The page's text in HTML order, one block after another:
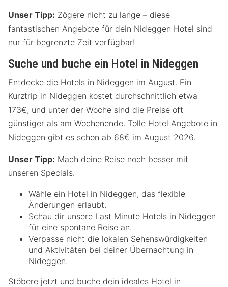
Unser Tipp: Zögere nicht zu lange – diese
fantastischen Angebote für dein Nideggen Hotel sind
nur für begrenzte Zeit verfügbar!
Suche und buche ein Hotel in Nideggen
Entdecke die Hotels in Nideggen im August. Ein
Kurztrip in Nideggen kostet durchschnittlich etwa
173€, und unter der Woche sind die Preise oft
günstiger als am Wochenende. Tolle Hotel Angebote in
Nideggen gibt es schon ab 68€ im August 2026.
Unser Tipp: Mach deine Reise noch besser mit
unseren Specials.
Wähle ein Hotel in Nideggen, das flexible
Änderungen erlaubt.
Schau dir unsere Last Minute Hotels in Nideggen
für eine spontane Reise an.
Verpasse nicht die lokalen Sehenswürdigkeiten
und Aktivitäten bei deiner Übernachtung in
Nideggen.
Stöbere jetzt und buche dein ideales Hotel in